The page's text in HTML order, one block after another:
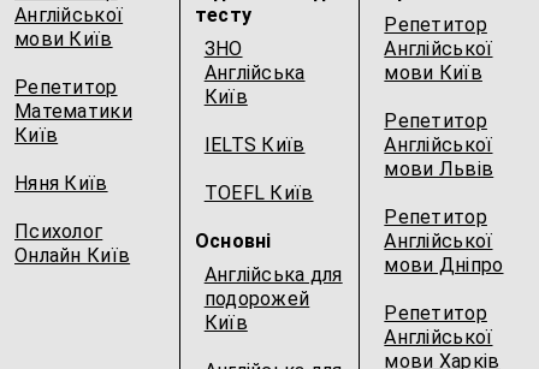
Англійської
мови Київ
Репетитор
Математики
Київ
Няня Київ
Психолог
Онлайн Київ
тесту
ЗНО
Англійська
Київ
IELTS Київ
TOEFL Київ
Основні
Англійська для
подорожей
Київ
Репетитор
Англійської
мови Київ
Репетитор
Англійської
мови Львів
Репетитор
Англійської
мови Дніпро
Репетитор
Англійської
мови Харків